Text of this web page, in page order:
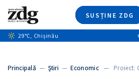
SUSȚINE ZDG
+5
Caută
29°C, Chișinău
Principală — Ştiri — Economic— Proiect: